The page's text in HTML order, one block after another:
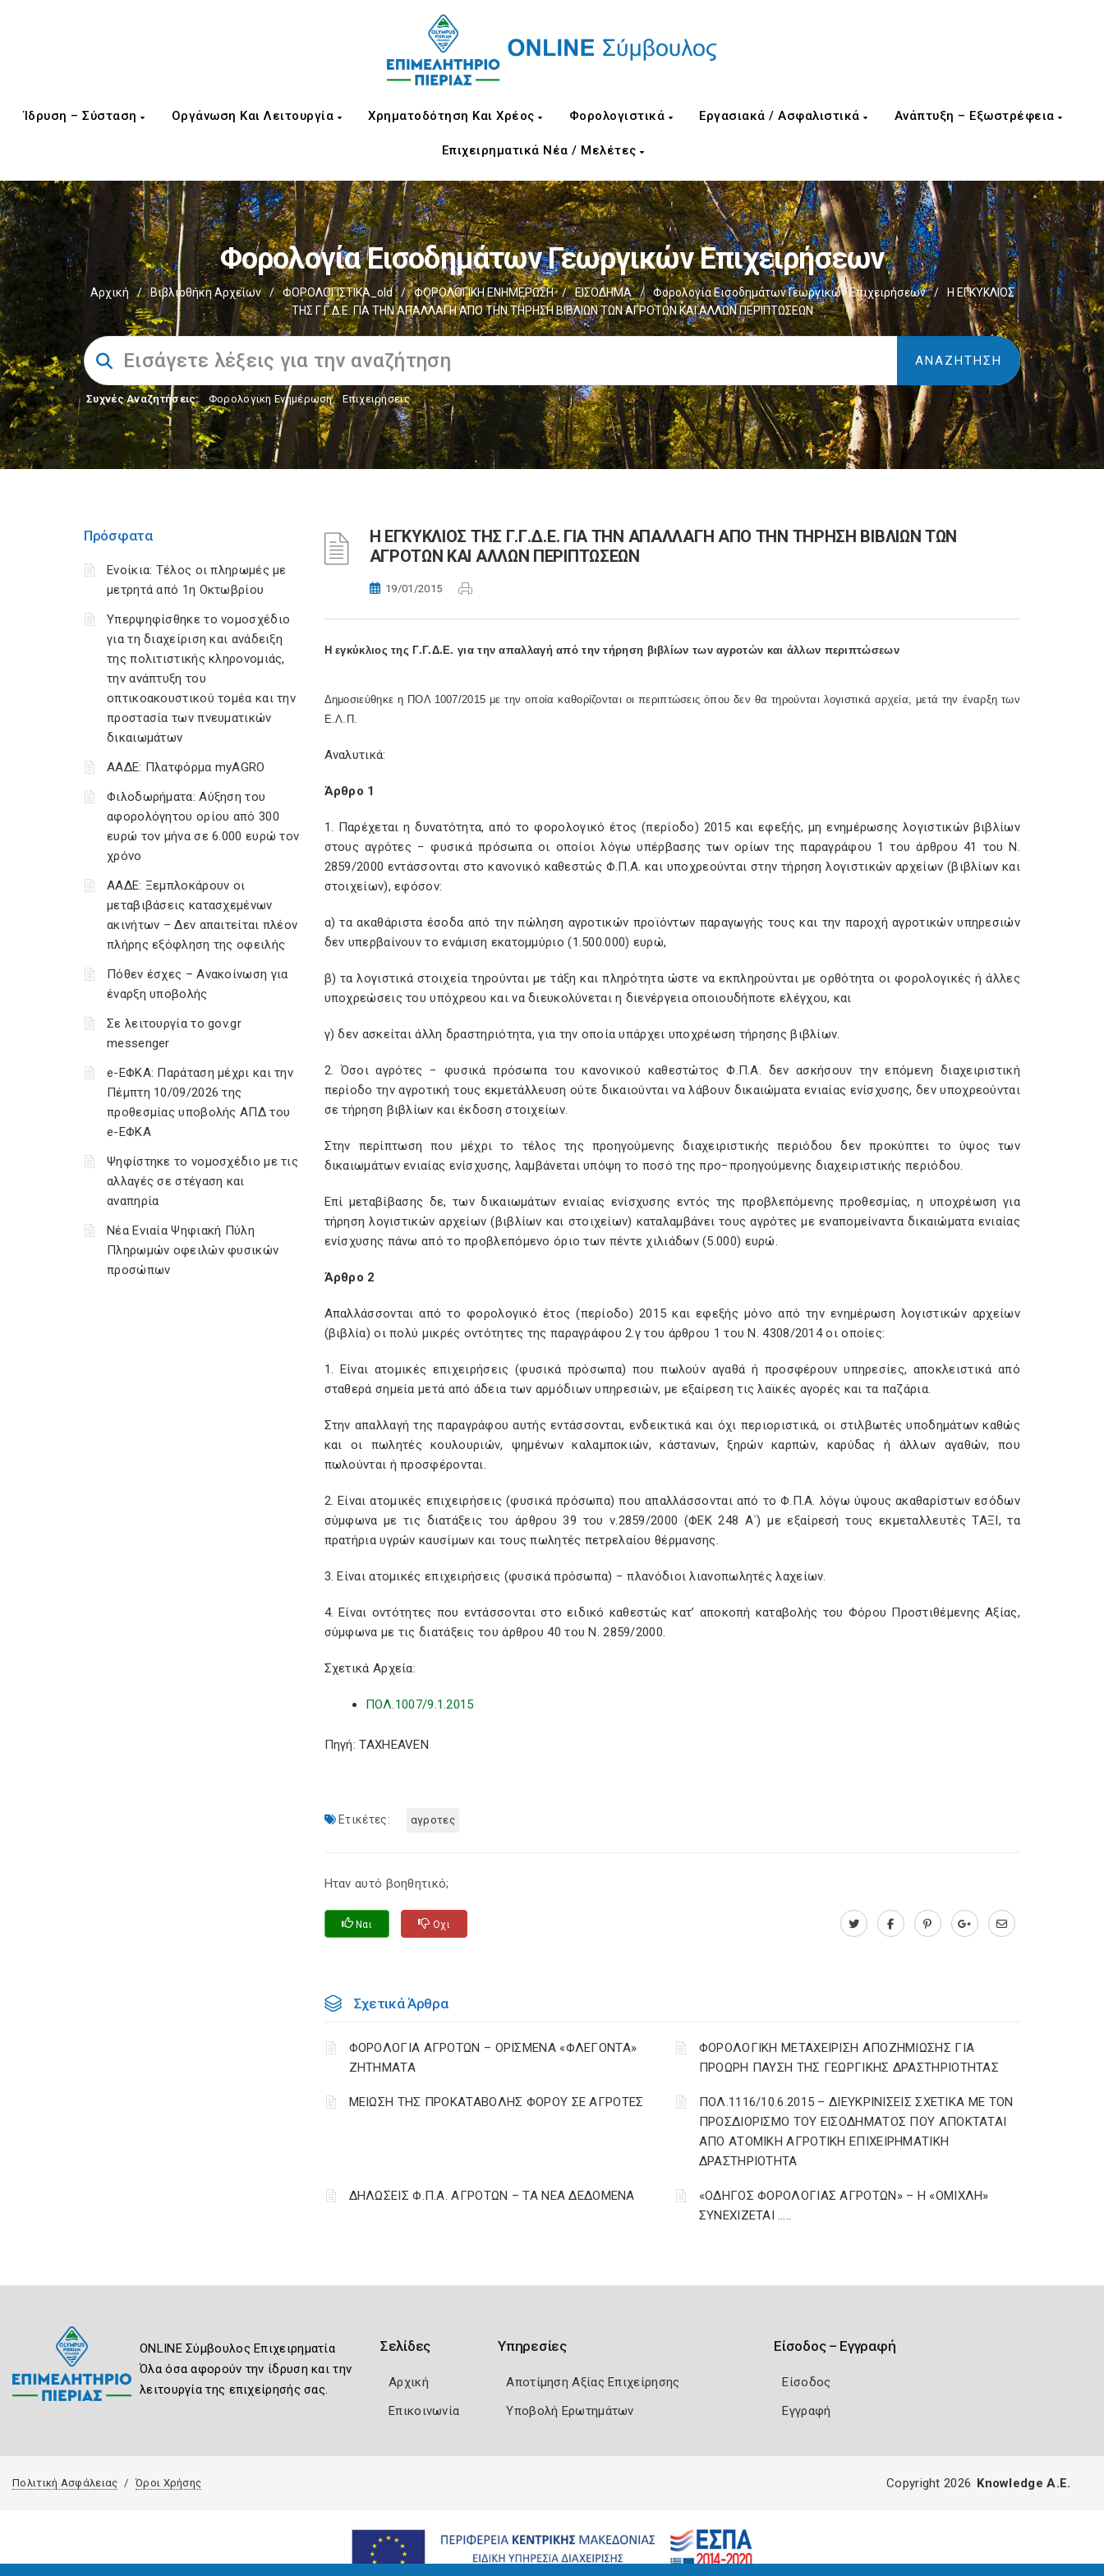
Ίδρυση – Σύσταση Οργάνωση Και Λειτουργία Χρηματοδότηση Και Χρέος Φορολογιστικά Εργασιακά / Ασφαλιστικά Ανάπτυξη – Εξωστρέφεια
Επιχειρηματικά Νέα / Μελέτες
Φορολογία Εισοδημάτων Γεωργικών Επιχειρήσεων
Αρχική / Βιβλιοθήκη Αρχείων / ΦΟΡΟΛΟΓΙΣΤΙΚΑ_old / ΦΟΡΟΛΟΓΙΚΗ ΕΝΗΜΕΡΩΣΗ / ΕΙΣΟΔΗΜΑ / Φορολογία Εισοδημάτων Γεωργικών Επιχειρήσεων /
Η ΕΓΚΥΚΛΙΟΣ
ΤΗΣ Γ.Γ.Δ.Ε. ΓΙΑ ΤΗΝ ΑΠΑΛΛΑΓΗ ΑΠΟ ΤΗΝ ΤΗΡΗΣΗ ΒΙΒΛΙΩΝ ΤΩΝ ΑΓΡΟΤΩΝ ΚΑΙ ΑΛΛΩΝ ΠΕΡΙΠΤΩΣΕΩΝ
Συχνές Αναζητήσεις: Φορολογικη Ενημέρωση, Επιχειρήσεις
Πρόσφατα
Ενοίκια: Τέλος οι πληρωμές με
μετρητά από 1η Οκτωβρίου
Υπερψηφίσθηκε το νομοσχέδιο
για τη διαχείριση και ανάδειξη
της πολιτιστικής κληρονομιάς,
την ανάπτυξη του
οπτικοακουστικού τομέα και την
προστασία των πνευματικών
δικαιωμάτων
ΑΑΔΕ: Πλατφόρμα myAGRO
Φιλοδωρήματα: Αύξηση του
αφορολόγητου ορίου από 300
ευρώ τον μήνα σε 6.000 ευρώ τον
χρόνο
ΑΑΔΕ: Ξεμπλοκάρουν οι
μεταβιβάσεις κατασχεμένων
ακινήτων – Δεν απαιτείται πλέον
πλήρης εξόφληση της οφειλής
Πόθεν έσχες – Ανακοίνωση για
έναρξη υποβολής
Σε λειτουργία το gov.gr
messenger
e-ΕΦΚΑ: Παράταση μέχρι και την
Πέμπτη 10/09/2026 της
προθεσμίας υποβολής ΑΠΔ του
e-ΕΦΚΑ
Ψηφίστηκε το νομοσχέδιο με τις
αλλαγές σε στέγαση και
αναπηρία
Νέα Ενιαία Ψηφιακή Πύλη
Πληρωμών οφειλών φυσικών
προσώπων
Η ΕΓΚΥΚΛΙΟΣ ΤΗΣ Γ.Γ.Δ.Ε. ΓΙΑ ΤΗΝ ΑΠΑΛΛΑΓΗ ΑΠΟ ΤΗΝ ΤΗΡΗΣΗ ΒΙΒΛΙΩΝ ΤΩΝ
ΑΓΡΟΤΩΝ ΚΑΙ ΑΛΛΩΝ ΠΕΡΙΠΤΩΣΕΩΝ
19/01/2015
Η εγκύκλιος της Γ.Γ.Δ.Ε. για την απαλλαγή από την τήρηση βιβλίων των αγροτών και άλλων περιπτώσεων
Δημοσιεύθηκε η ΠΟΛ 1007/2015 με την οποία καθορίζονται οι περιπτώσεις όπου δεν θα τηρούνται λογιστικά αρχεία, μετά την έναρξη των
Ε.Λ.Π.
Αναλυτικά:
Άρθρο 1
1. Παρέχεται η δυνατότητα, από το φορολογικό έτος (περίοδο) 2015 και εφεξής, μη ενημέρωσης λογιστικών βιβλίων
στους αγρότες − φυσικά πρόσωπα οι οποίοι λόγω υπέρβασης των ορίων της παραγράφου 1 του άρθρου 41 του Ν.
2859/2000 εντάσσονται στο κανονικό καθεστώς Φ.Π.Α. και υποχρεούνται στην τήρηση λογιστικών αρχείων (βιβλίων και
στοιχείων), εφόσον:
α) τα ακαθάριστα έσοδα από την πώληση αγροτικών προϊόντων παραγωγής τους και την παροχή αγροτικών υπηρεσιών
δεν υπερβαίνουν το ενάμιση εκατομμύριο (1.500.000) ευρώ,
β) τα λογιστικά στοιχεία τηρούνται με τάξη και πληρότητα ώστε να εκπληρούνται με ορθότητα οι φορολογικές ή άλλες
υποχρεώσεις του υπόχρεου και να διευκολύνεται η διενέργεια οποιουδήποτε ελέγχου, και
γ) δεν ασκείται άλλη δραστηριότητα, για την οποία υπάρχει υποχρέωση τήρησης βιβλίων.
2. Όσοι αγρότες − φυσικά πρόσωπα του κανονικού καθεστώτος Φ.Π.Α. δεν ασκήσουν την επόμενη διαχειριστική
περίοδο την αγροτική τους εκμετάλλευση ούτε δικαιούνται να λάβουν δικαιώματα ενιαίας ενίσχυσης, δεν υποχρεούνται
σε τήρηση βιβλίων και έκδοση στοιχείων.
Στην περίπτωση που μέχρι το τέλος της προηγούμενης διαχειριστικής περιόδου δεν προκύπτει το ύψος των
δικαιωμάτων ενιαίας ενίσχυσης, λαμβάνεται υπόψη το ποσό της προ−προηγούμενης διαχειριστικής περιόδου.
Επί μεταβίβασης δε, των δικαιωμάτων ενιαίας ενίσχυσης εντός της προβλεπόμενης προθεσμίας, η υποχρέωση για
τήρηση λογιστικών αρχείων (βιβλίων και στοιχείων) καταλαμβάνει τους αγρότες με εναπομείναντα δικαιώματα ενιαίας
ενίσχυσης πάνω από το προβλεπόμενο όριο των πέντε χιλιάδων (5.000) ευρώ.
Άρθρο 2
Απαλλάσσονται από το φορολογικό έτος (περίοδο) 2015 και εφεξής μόνο από την ενημέρωση λογιστικών αρχείων
(βιβλία) οι πολύ μικρές οντότητες της παραγράφου 2.γ του άρθρου 1 του Ν. 4308/2014 οι οποίες:
1. Είναι ατομικές επιχειρήσεις (φυσικά πρόσωπα) που πωλούν αγαθά ή προσφέρουν υπηρεσίες, αποκλειστικά από
σταθερά σημεία μετά από άδεια των αρμόδιων υπηρεσιών, με εξαίρεση τις λαϊκές αγορές και τα παζάρια.
Στην απαλλαγή της παραγράφου αυτής εντάσσονται, ενδεικτικά και όχι περιοριστικά, οι στιλβωτές υποδημάτων καθώς
και οι πωλητές κουλουριών, ψημένων καλαμποκιών, κάστανων, ξηρών καρπών, καρύδας ή άλλων αγαθών, που
πωλούνται ή προσφέρονται.
2. Είναι ατομικές επιχειρήσεις (φυσικά πρόσωπα) που απαλλάσσονται από το Φ.Π.Α. λόγω ύψους ακαθαρίστων εσόδων
σύμφωνα με τις διατάξεις του άρθρου 39 του ν.2859/2000 (ΦΕΚ 248 Α΄) με εξαίρεσή τους εκμεταλλευτές ΤΑΞΙ, τα
πρατήρια υγρών καυσίμων και τους πωλητές πετρελαίου θέρμανσης.
3. Είναι ατομικές επιχειρήσεις (φυσικά πρόσωπα) − πλανόδιοι λιανοπωλητές λαχείων.
4. Είναι οντότητες που εντάσσονται στο ειδικό καθεστώς κατ’ αποκοπή καταβολής του Φόρου Προστιθέμενης Αξίας,
σύμφωνα με τις διατάξεις του άρθρου 40 του Ν. 2859/2000.
Σχετικά Αρχεία:
ΠΟΛ.1007/9.1.2015
Πηγή: TAXHEAVEN
Ετικέτες: αγροτες
Ηταν αυτό βοηθητικό;
Ναι Οχι
Σχετικά Άρθρα
ΦΟΡΟΛΟΓΙΑ ΑΓΡΟΤΩΝ – ΟΡΙΣΜΕΝΑ «ΦΛΕΓΟΝΤΑ»
ΖΗΤΗΜΑΤΑ
ΦΟΡΟΛΟΓΙΚΗ ΜΕΤΑΧΕΙΡΙΣΗ ΑΠΟΖΗΜΙΩΣΗΣ ΓΙΑ
ΠΡΟΩΡΗ ΠΑΥΣΗ ΤΗΣ ΓΕΩΡΓΙΚΗΣ ΔΡΑΣΤΗΡΙΟΤΗΤΑΣ
ΜΕΙΩΣΗ ΤΗΣ ΠΡΟΚΑΤΑΒΟΛΗΣ ΦΟΡΟΥ ΣΕ ΑΓΡΟΤΕΣ
ΠΟΛ.1116/10.6.2015 – ΔΙΕΥΚΡΙΝΙΣΕΙΣ ΣΧΕΤΙΚΑ ΜΕ ΤΟΝ
ΠΡΟΣΔΙΟΡΙΣΜΟ ΤΟΥ ΕΙΣΟΔΗΜΑΤΟΣ ΠΟΥ ΑΠΟΚΤΑΤΑΙ
ΑΠΟ ΑΤΟΜΙΚΗ ΑΓΡΟΤΙΚΗ ΕΠΙΧΕΙΡΗΜΑΤΙΚΗ
ΔΡΑΣΤΗΡΙΟΤΗΤΑ
ΔΗΛΩΣΕΙΣ Φ.Π.Α. ΑΓΡΟΤΩΝ – ΤΑ ΝΕΑ ΔΕΔΟΜΕΝΑ
«ΟΔΗΓΟΣ ΦΟΡΟΛΟΓΙΑΣ ΑΓΡΟΤΩΝ» – Η «ΟΜΙΧΛΗ»
ΣΥΝΕΧΙΖΕΤΑΙ …..
ONLINE Σύμβουλος Επιχειρηματία
Όλα όσα αφορούν την ίδρυση και την
λειτουργία της επιχείρησής σας.
Σελίδες
Αρχική
Επικοινωνία
Υπηρεσίες
Αποτίμηση Αξίας Επιχείρησης
Υποβολή Ερωτημάτων
Είσοδος – Εγγραφή
Είσοδος
Εγγραφή
Πολιτική Ασφάλειας Όροι Χρήσης Copyright 2026 Knowledge A.E.